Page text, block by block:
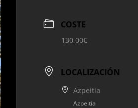
COSTE
130,00€
LOCALIZACIÓN
Azpeitia
Azpeitia